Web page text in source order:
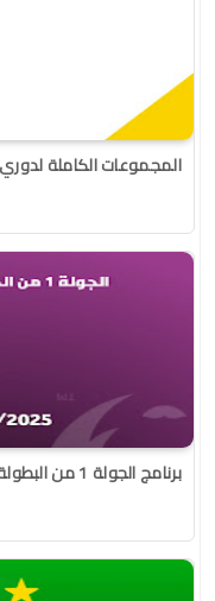
المجموعات الكاملة لدوري
برنامج الجولة 1 من البطولة الوطنية 2025/2024